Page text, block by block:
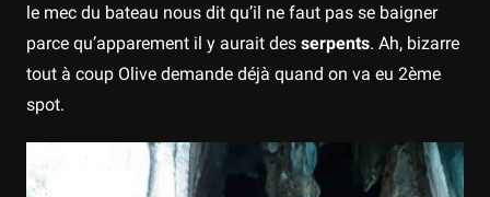
le mec du bateau nous dit qu’il ne faut pas se baigner
parce qu’apparement il y aurait des serpents. Ah, bizarre
tout à coup Olive demande déjà quand on va eu 2ème
spot.